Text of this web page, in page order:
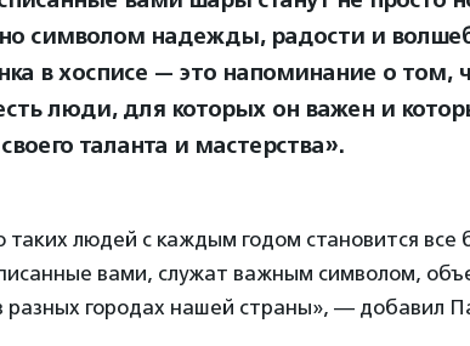
символом надежды, радости и
в хосписе — это напоминание о том,
люди, для которых он важен и
таланта и мастерства».
таких людей с каждым годом становится все
вами, служат важным символом,
городах нашей страны», — добавил